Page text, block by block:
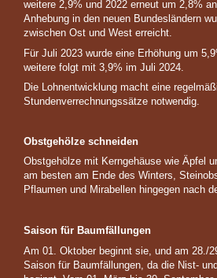
weitere 2,9% und 2022 erneut um 2,8%
Anhebung in den neuen Bundesländern
zwischen Ost und West erreicht.
Für Juli 2023 wurde eine Erhöhung um
weitere folgt mit 3,9% im Juli 2024.
Die Lohnentwicklung macht eine
Stundenverrechnungssätze notwendig.
Obstgehölze schneiden
Obstgehölze mit Kerngehäuse wie Äpfel
am besten am Ende des Winters,
Pflaumen und Mirabellen hingegen nach
Saison für Baumfällungen
Am 01. Oktober beginnt sie, und am 28./
Saison für Baumfällungen, da die Nist-